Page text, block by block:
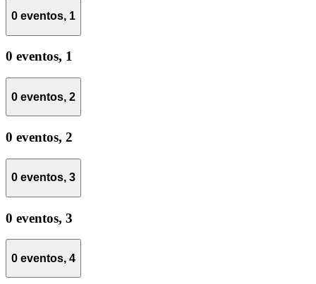
0 eventos, 1
0 eventos, 1
0 eventos, 2
0 eventos, 2
0 eventos, 3
0 eventos, 3
0 eventos, 4